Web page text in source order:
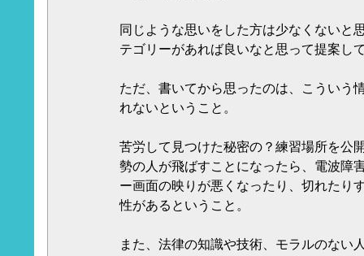
同じような思いをした方は少なくないと
テゴリーがあれば良いなと思って提案し
ただ、書いてから思ったのは、こういう
れないということ。
苦労して見つけた秘密の？練習場所を公
勢の人が飛ばすことになったら、電波障
ー画面の映りが悪くなったり、切れたり
性があるということ。
また、法律の知識や技術、モラルのない